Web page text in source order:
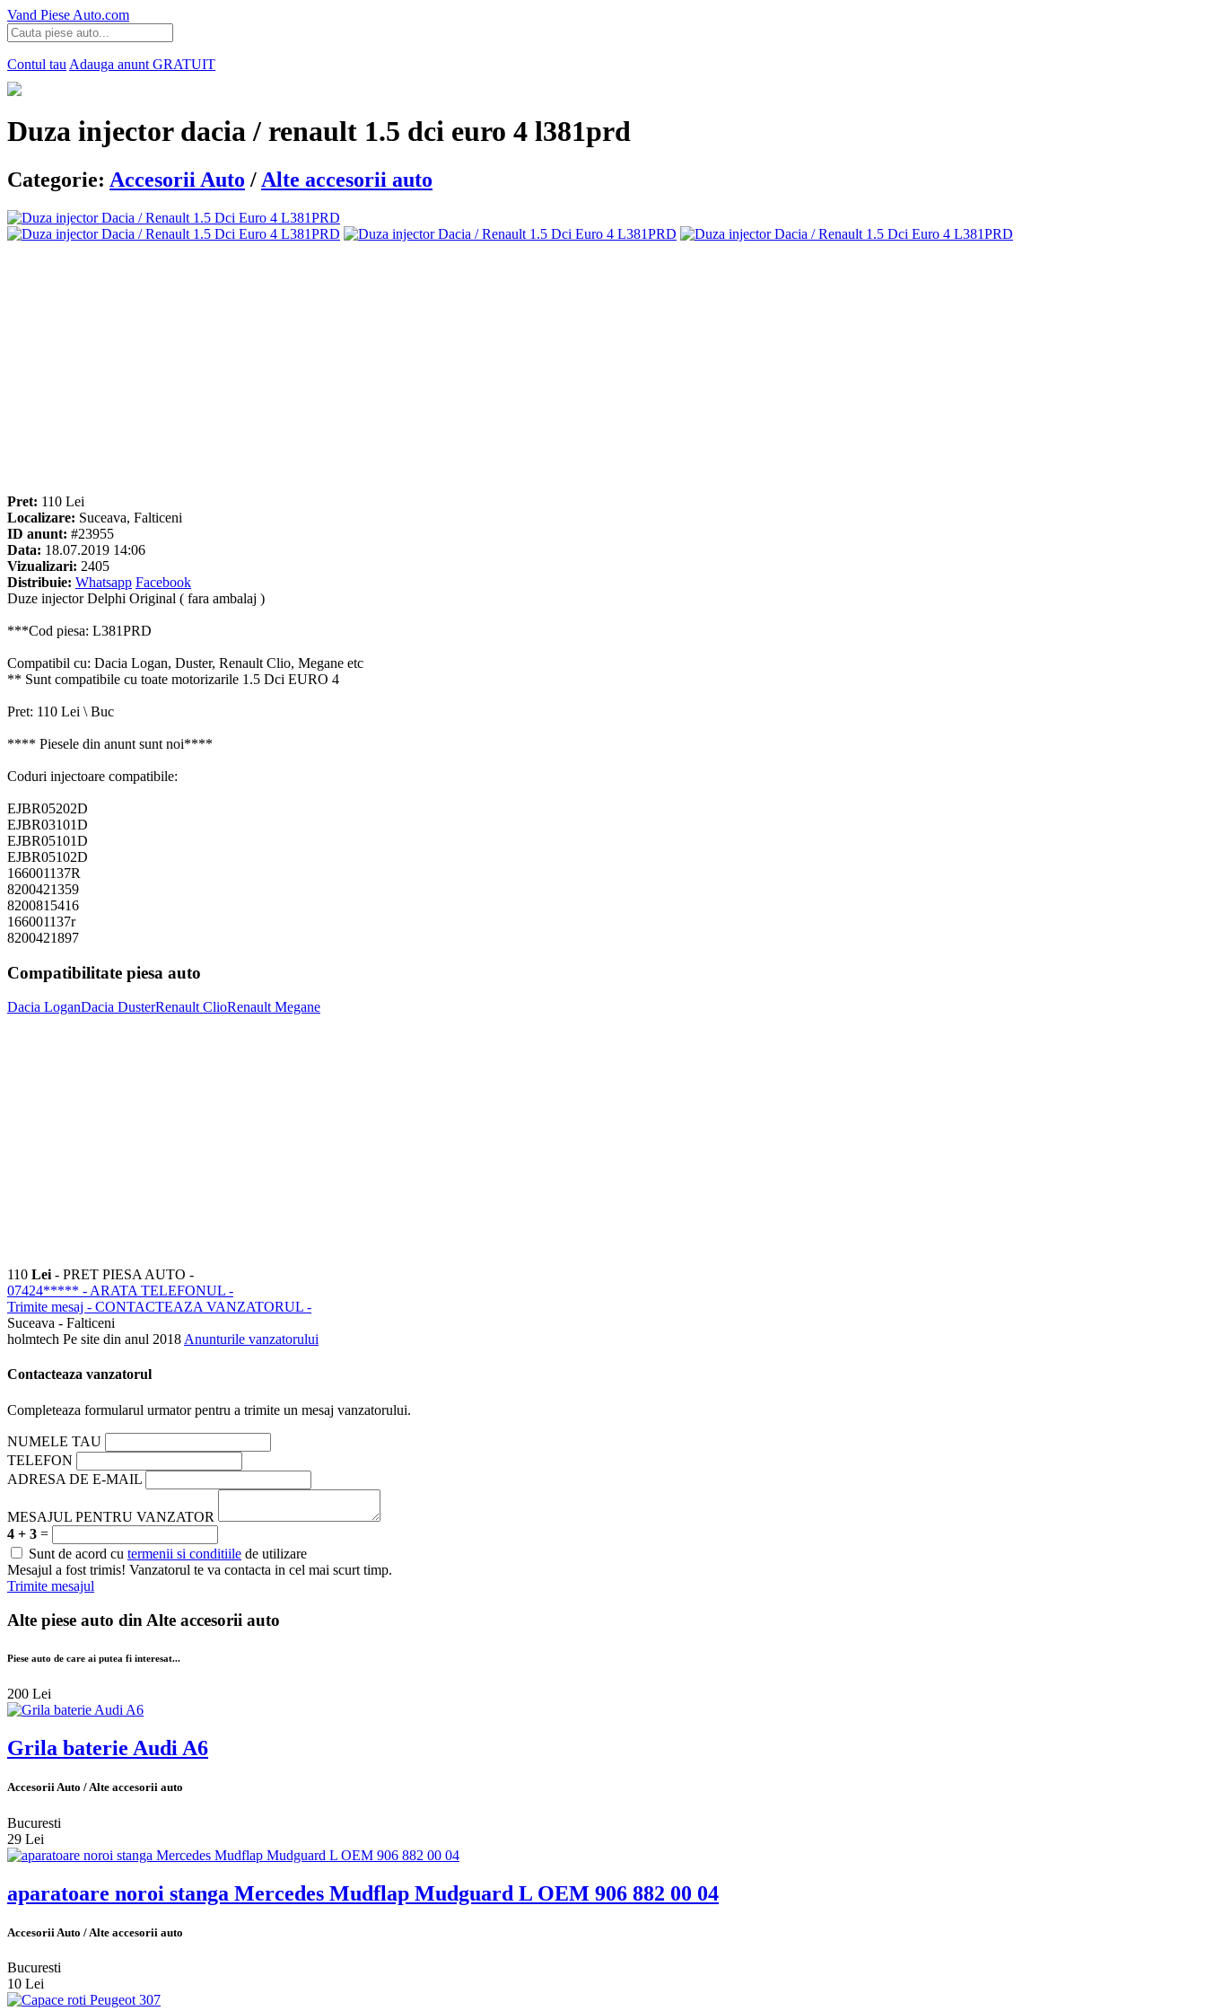
Vand Piese Auto.com
Contul tau Adauga anunt GRATUIT
Duza injector dacia / renault 1.5 dci euro 4 l381prd
Categorie: Accesorii Auto / Alte accesorii auto
Pret: 110 Lei
Localizare: Suceava, Falticeni
ID anunt: #23955
Data: 18.07.2019 14:06
Vizualizari: 2405
Distribuie: Whatsapp Facebook
Duze injector Delphi Original ( fara ambalaj )
***Cod piesa: L381PRD
Compatibil cu: Dacia Logan, Duster, Renault Clio, Megane etc
** Sunt compatibile cu toate motorizarile 1.5 Dci EURO 4
Pret: 110 Lei \ Buc
**** Piesele din anunt sunt noi****
Coduri injectoare compatibile:
EJBR05202D
EJBR03101D
EJBR05101D
EJBR05102D
166001137R
8200421359
8200815416
166001137r
8200421897
Compatibilitate piesa auto
Dacia LoganDacia DusterRenault ClioRenault Megane
110 Lei - PRET PIESA AUTO -
07424***** - ARATA TELEFONUL -
Trimite mesaj - CONTACTEAZA VANZATORUL -
Suceava - Falticeni
holmtech Pe site din anul 2018 Anunturile vanzatorului
Contacteaza vanzatorul
Completeaza formularul urmator pentru a trimite un mesaj vanzatorului.
NUMELE TAU
TELEFON
ADRESA DE E-MAIL
MESAJUL PENTRU VANZATOR
4 + 3 =
Sunt de acord cu termenii si conditiile de utilizare
Mesajul a fost trimis! Vanzatorul te va contacta in cel mai scurt timp.
Trimite mesajul
Alte piese auto dinAlte accesorii auto
Piese auto de care ai putea fi interesat...
200 Lei
Grila baterie Audi A6
Accesorii Auto / Alte accesorii auto
Bucuresti
29 Lei
aparatoare noroi stanga Mercedes Mudflap Mudguard L OEM 906 882 00 04
Accesorii Auto / Alte accesorii auto
Bucuresti
10 Lei